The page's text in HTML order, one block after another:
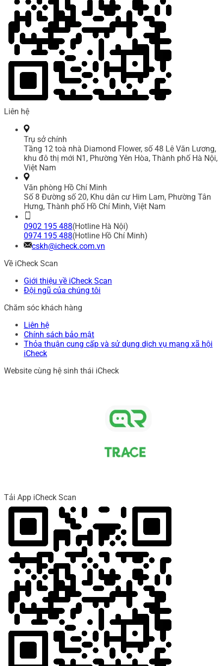
Liên hệ
Trụ sở chính
Tầng 12 toà nhà Diamond Flower, số 48 Lê Văn Lương,
khu đô thị mới N1, Phường Yên Hòa, Thành phố Hà Nội,
Việt Nam
Văn phòng Hồ Chí Minh
Số 8 Đường số 20, Khu dân cư Him Lam, Phường Tân
Hưng, Thành phố Hồ Chí Minh, Việt Nam
0902 195 488(Hotline Hà Nội)
0974 195 488(Hotline Hồ Chí Minh)
cskh@icheck.com.vn
Về iCheck Scan
Giới thiệu về iCheck Scan
Đội ngũ của chúng tôi
Chăm sóc khách hàng
Liên hệ
Chính sách bảo mật
Thỏa thuận cung cấp và sử dụng dịch vụ mạng xã hội
iCheck
Website cùng hệ sinh thái iCheck
Tải App iCheck Scan